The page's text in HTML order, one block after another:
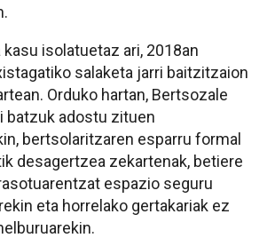
kasu isolatuetaz ari, 2018an
salaketa jarri baitzitzaion
Orduko hartan, Bertsozale
batzuk adostu zituen
bertsolaritzaren esparru formal
desagertzea zekartenak, betiere
espazio seguru
eta horrelako gertakariak ez